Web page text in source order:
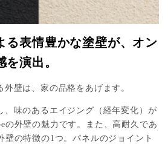
る表情豊かな塗壁が、オン
を演出。
壁は、家の品格をあげます。
、味のあるエイジング（経年変化）が
の外壁の魅力です。また、高耐久であ
壁の特徴の1つ。パネルのジョイント